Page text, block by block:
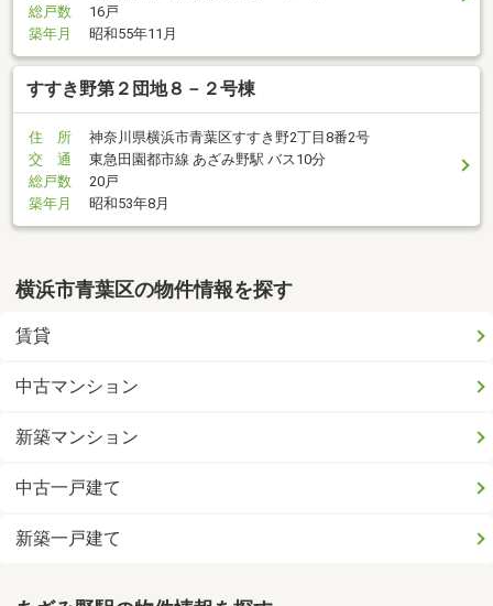
総戸数
16戸
築年月
昭和55年11月
すすき野第２団地８－２号棟
住 所
神奈川県横浜市青葉区すすき野2丁目8番2号
交 通
東急田園都市線 あざみ野駅 バス10分
総戸数
20戸
築年月
昭和53年8月
横浜市青葉区の物件情報を探す
賃貸
中古マンション
新築マンション
中古一戸建て
新築一戸建て